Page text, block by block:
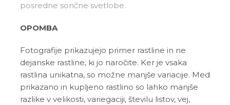
posredne sončne svetlobe.
OPOMBA
Fotografije prikazujejo primer rastline in ne
dejanske rastline, ki jo naročite. Ker je vsaka
rastlina unikatna, so možne manjše variacije. Med
prikazano in kupljeno rastlino so lahko manjše
razlike v velikosti, variegaciji, številu listov, vej,